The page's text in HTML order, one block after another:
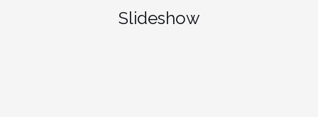
Slideshow